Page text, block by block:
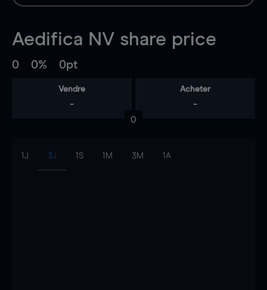
Aedifica NV share price
0 0% 0pt
Vendre
-
Acheter
-
0
1J 3J 1S 1M 3M 1A